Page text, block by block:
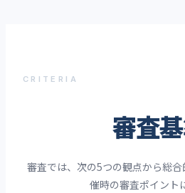
CRITERIA
審査
審査では、次の5つの観点から総
催時の審査ポイント